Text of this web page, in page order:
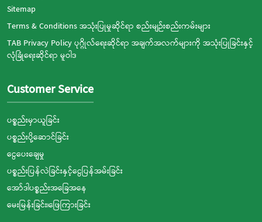
Sitemap
Terms & Conditions အသုံးပြုမှုဆိုင်ရာ စည်းမျဉ်းစည်းကမ်းများ
TAB Privacy Policy ပုဂ္ဂိုလ်ရေးဆိုင်ရာ အချက်အလက်များကို အသုံးပြုခြင်းနှင့်
လုံခြုံရေးဆိုင်ရာ မူဝါဒ
Customer Service
ပစ္စည်းမှာယူခြင်း
ပစ္စည်းပို့ဆောင်ခြင်း
ငွေပေးချေမှု
ပစ္စည်းပြန်လဲခြင်းနှင့်ငွေပြန်အမ်းခြင်း
အော်ဒါပစ္စည်းအခြေအနေ
မေးမြန်းခြင်း၊ဖြေကြားခြင်း